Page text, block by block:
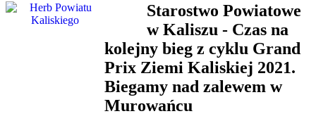
Starostwo Powiatowe
w Kaliszu - Czas na
kolejny bieg z cyklu Grand
Prix Ziemi Kaliskiej 2021.
Biegamy nad zalewem w
Murowańcu